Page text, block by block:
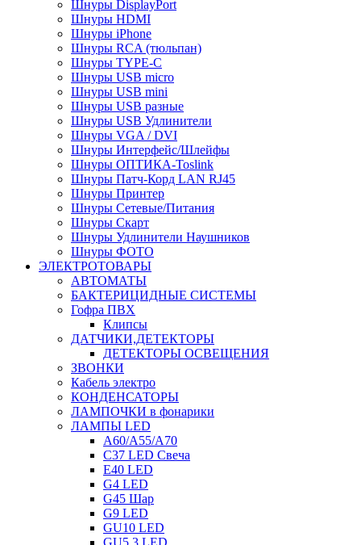
Шнуры DisplayPort
Шнуры HDMI
Шнуры iPhone
Шнуры RCA (тюльпан)
Шнуры TYPE-C
Шнуры USB micro
Шнуры USB mini
Шнуры USB разные
Шнуры USB Удлинители
Шнуры VGA / DVI
Шнуры Интерфейс/Шлейфы
Шнуры ОПТИКА-Toslink
Шнуры Патч-Корд LAN RJ45
Шнуры Принтер
Шнуры Сетевые/Питания
Шнуры Скарт
Шнуры Удлинители Наушников
Шнуры ФОТО
ЭЛЕКТРОТОВАРЫ
АВТОМАТЫ
БАКТЕРИЦИДНЫЕ СИСТЕМЫ
Гофра ПВХ
Клипсы
ДАТЧИКИ,ДЕТЕКТОРЫ
ДЕТЕКТОРЫ ОСВЕЩЕНИЯ
ЗВОНКИ
Кабель электро
КОНДЕНСАТОРЫ
ЛАМПОЧКИ в фонарики
ЛАМПЫ LED
A60/A55/A70
C37 LED Свеча
E40 LED
G4 LED
G45 Шар
G9 LED
GU10 LED
GU5.3 LED